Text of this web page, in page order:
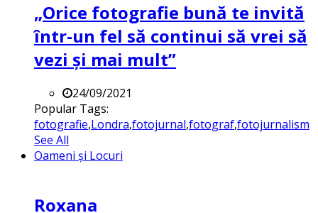
„Orice fotografie bună te invită
într-un fel să continui să vrei să
vezi și mai mult”
24/09/2021
Popular Tags:
fotografie,Londra,fotojurnal,fotograf,fotojurnalism
See All
Oameni și Locuri
Roxana